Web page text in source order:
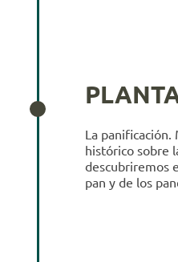
La
histórico sobre
descubriremos
pan y de los